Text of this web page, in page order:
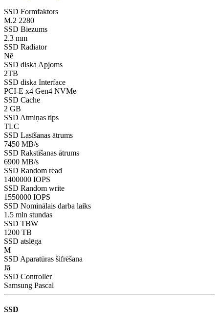
SSD Formfaktors
M.2 2280
SSD Biezums
2.3 mm
SSD Radiator
Nē
SSD diska Apjoms
2TB
SSD diska Interface
PCI-E x4 Gen4 NVMe
SSD Cache
2 GB
SSD Atmiņas tips
TLC
SSD Lasīšanas ātrums
7450 MB/s
SSD Rakstīšanas ātrums
6900 MB/s
SSD Random read
1400000 IOPS
SSD Random write
1550000 IOPS
SSD Nominālais darba laiks
1.5 mln stundas
SSD TBW
1200 TB
SSD atslēga
M
SSD Aparatūras šifrēšana
Jā
SSD Controller
Samsung Pascal
SSD